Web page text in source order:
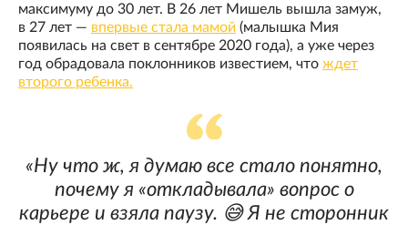
максимуму до 30 лет. В 26 лет Мишель вышла замуж,
в 27 лет — впервые стала мамой (малышка Мия
появилась на свет в сентябре 2020 года), а уже через
год обрадовала поклонников известием, что ждет
второго ребенка.
«Ну что ж, я думаю все стало понятно,
почему я «откладывала» вопрос о
карьере и взяла паузу. 😅 Я не сторонник